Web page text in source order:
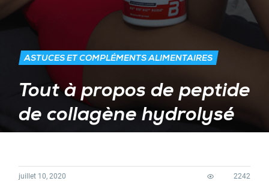
ASTUCES ET COMPLÉMENTS ALIMENTAIRES
Tout à propos de peptide
de collagène hydrolysé
juillet 10, 2020 2242